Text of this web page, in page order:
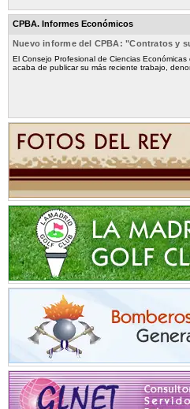
CPBA. Informes Económicos
Nuevo informe del CPBA: "Contratos y
El Consejo Profesional de Ciencias
acaba de publicar su más reciente trabajo,